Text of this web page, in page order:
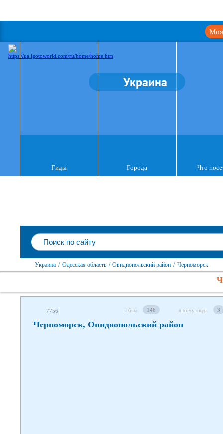
Моя
Украина
Гиды Города Что
Украина / Одесская область / Овидиопольский район / Черноморск
7756 я был 146 я хочу сюда 3
Черноморск, Овидиопольский район